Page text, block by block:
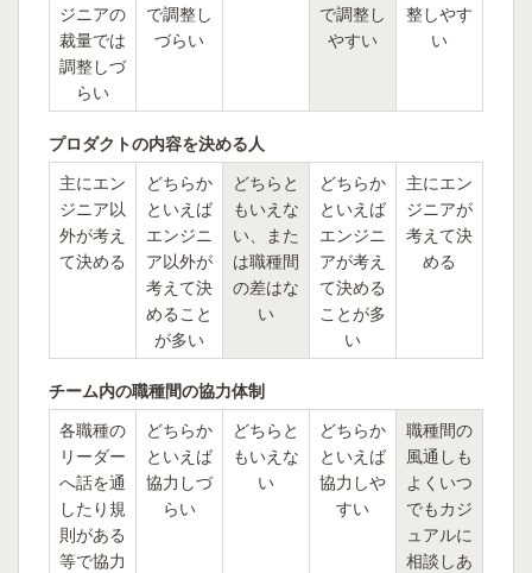
ジニアの
裁量では
調整しづ
らい
で調整し
づらい
で調整し
やすい
整しやす
い
プロダクトの内容を決める人
主にエン
ジニア以
外が考え
て決める
どちらか
といえば
エンジニ
ア以外が
考えて決
めること
が多い
どちらと
もいえな
い、また
は職種間
の差はな
い
どちらか
といえば
エンジニ
アが考え
て決める
ことが多
い
主にエン
ジニアが
考えて決
める
チーム内の職種間の協力体制
各職種の
リーダー
へ話を通
したり規
則がある
等で協力
どちらか
といえば
協力しづ
らい
どちらと
もいえな
い
どちらか
といえば
協力しや
すい
職種間の
風通しも
よくいつ
でもカジ
ュアルに
相談しあ